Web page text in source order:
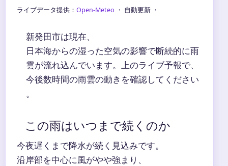
ライブデータ提供： Open-Meteo ・ 自動更新 ・
新発田市は現在、
日本海からの湿った空気の影響で断続的に雨
雲が流れ込んでいます。上のライブ予報で、
今後数時間の雨雲の動きを確認してください
。
この雨はいつまで続くのか
今夜遅くまで降水が続く見込みです。
沿岸部を中心に風がやや強まり、